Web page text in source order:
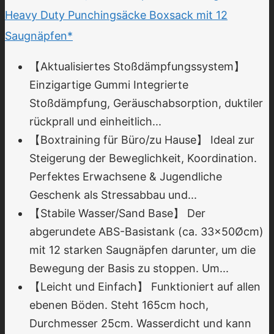
Heavy Duty Punchingsäcke Boxsack mit 12
Saugnäpfen*
【Aktualisiertes Stoßdämpfungssystem】
Einzigartige Gummi Integrierte
Stoßdämpfung, Geräuschabsorption, duktiler
rückprall und einheitlich...
【Boxtraining für Büro/zu Hause】 Ideal zur
Steigerung der Beweglichkeit, Koordination.
Perfektes Erwachsene & Jugendliche
Geschenk als Stressabbau und...
【Stabile Wasser/Sand Base】 Der
abgerundete ABS-Basistank (ca. 33x50Øcm)
mit 12 starken Saugnäpfen darunter, um die
Bewegung der Basis zu stoppen. Um...
【Leicht und Einfach】 Funktioniert auf allen
ebenen Böden. Steht 165cm hoch,
Durchmesser 25cm. Wasserdicht und kann